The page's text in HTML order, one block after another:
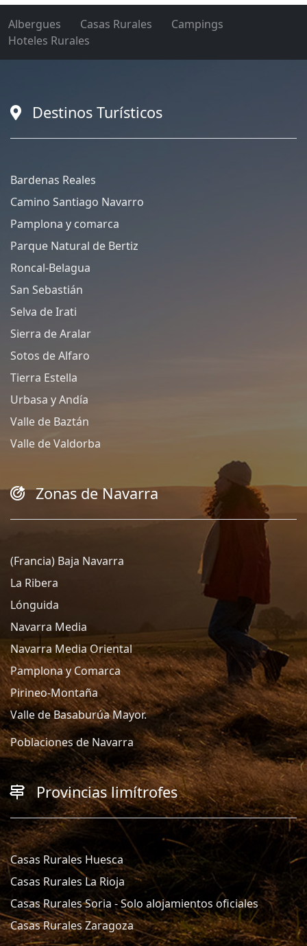
Albergues Casas Rurales
Campings
Hoteles Rurales
Destinos Turísticos
Bardenas Reales
Camino Santiago Navarro
Pamplona y comarca
Parque Natural de Bertiz
Roncal-Belagua
San Sebastián
Selva de Irati
Sierra de Aralar
Sotos de Alfaro
Tierra Estella
Urbasa y Andía
Valle de Baztán
Valle de Valdorba
Zonas de Navarra
(Francia) Baja Navarra
La Ribera
Lónguida
Navarra Media
Navarra Media Oriental
Pamplona y Comarca
Pirineo-Montaña
Valle de Basaburúa Mayor.
Poblaciones de Navarra
Provincias limítrofes
Casas Rurales Huesca
Casas Rurales La Rioja
Casas Rurales Soria - Solo alojamientos oficiales
Casas Rurales Zaragoza